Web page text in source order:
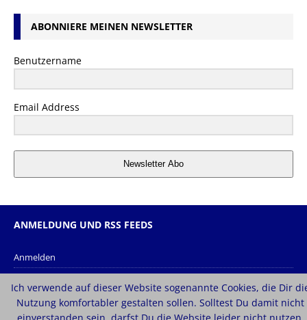
ABONNIERE MEINEN NEWSLETTER
Benutzername
Email Address
Newsletter Abo
ANMELDUNG UND RSS FEEDS
Anmelden
Kommentar-Feed
Ich verwende auf dieser Website sogenannte Cookies, die Dir
Nutzung komfortabler gestalten sollen. Solltest Du damit nicht